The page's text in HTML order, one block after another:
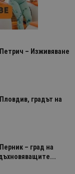
– Изживяване
градът на
– град на